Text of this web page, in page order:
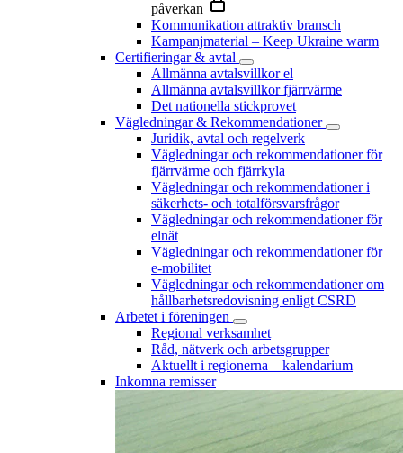
påverkan
Kommunikation attraktiv bransch
Kampanjmaterial – Keep Ukraine warm
Certifieringar & avtal
Allmänna avtalsvillkor el
Allmänna avtalsvillkor fjärrvärme
Det nationella stickprovet
Vägledningar & Rekommendationer
Juridik, avtal och regelverk
Vägledningar och rekommendationer för
fjärrvärme och fjärrkyla
Vägledningar och rekommendationer i
säkerhets- och totalförsvarsfrågor
Vägledningar och rekommendationer för
elnät
Vägledningar och rekommendationer för
e-mobilitet
Vägledningar och rekommendationer om
hållbarhetsredovisning enligt CSRD
Arbetet i föreningen
Regional verksamhet
Råd, nätverk och arbetsgrupper
Aktuellt i regionerna – kalendarium
Inkomna remisser